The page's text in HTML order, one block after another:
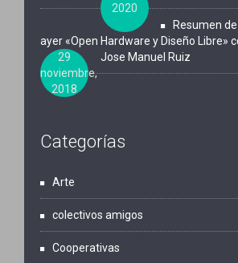
2020
Resumen
ayer «Open Hardware y Diseño Libre»
Jose Manuel Ruiz
29
noviembre,
2018
Categorías
Arte
colectivos amigos
Cooperativas